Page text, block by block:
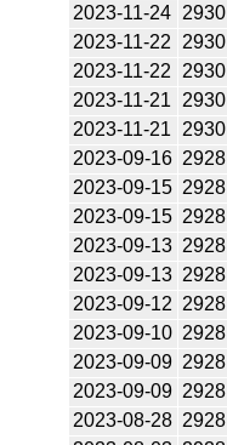
2023-11-24
2930
2023-11-22
2930
2023-11-22
2930
2023-11-21
2930
2023-11-21
2930
2023-09-16 2928
2023-09-15 2928
2023-09-15 2928
2023-09-13 2928
2023-09-13 2928
2023-09-12 2928
2023-09-10 2928
2023-09-09 2928
2023-09-09 2928
2023-08-28 2928